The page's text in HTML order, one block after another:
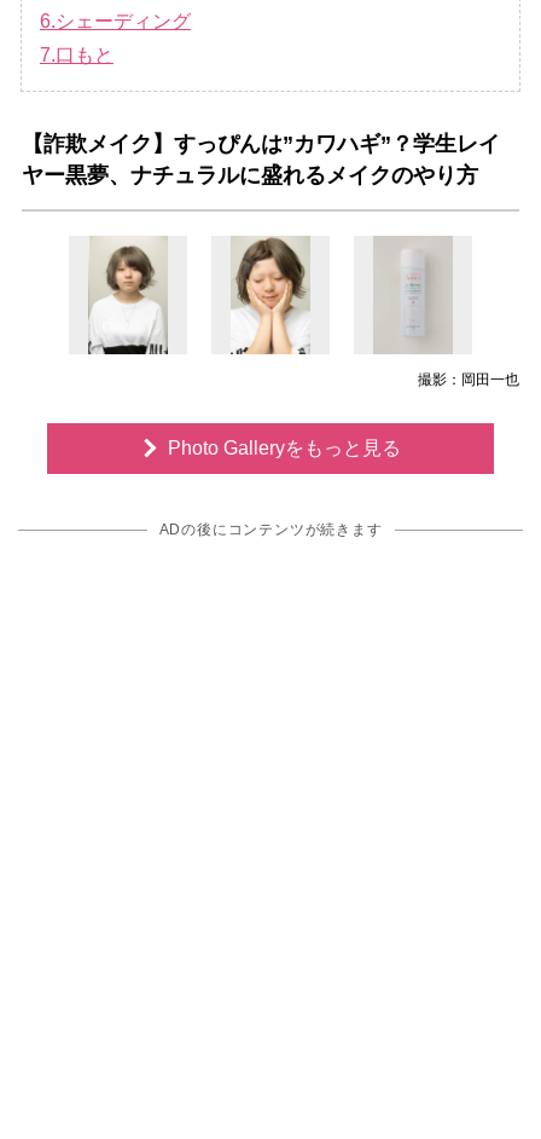
6.シェーディング
7.口もと
【詐欺メイク】すっぴんは”カワハギ”？学生レイ
ヤー黒夢、ナチュラルに盛れるメイクのやり方
撮影：岡田一也
Photo Galleryをもっと見る
ADの後にコンテンツが続きます